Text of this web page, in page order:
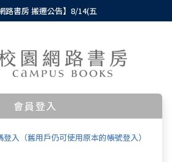
路書房 搬遷公告】8/14(五
會員登入
入（舊用戶仍可使用原本的帳號登入）